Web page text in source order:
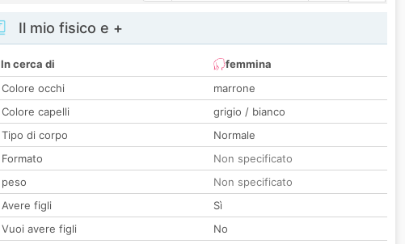
Il mio fisico e +
In cerca di
femmina
Colore occhi
marrone
Colore capelli
grigio / bianco
Tipo di corpo
Normale
Formato
Non specificato
peso
Non specificato
Avere figli
Sì
Vuoi avere figli
No